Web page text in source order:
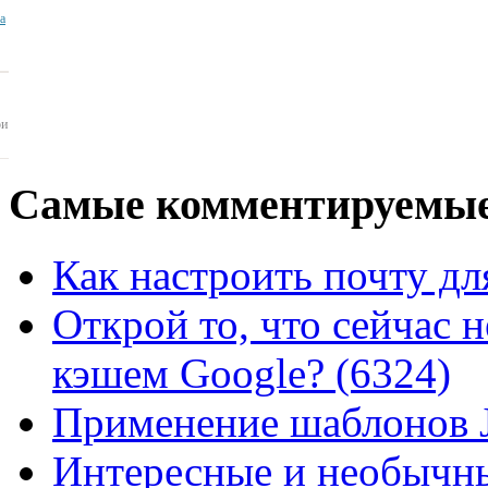
Самые
Как настроить почту
Открой то, что сейчас
кэшем Google? (6324)
Применение шаблонов
Интересные и